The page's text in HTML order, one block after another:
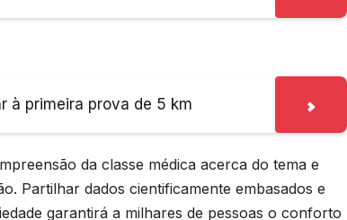
à primeira prova de 5 km
da classe médica acerca do tema e
Partilhar dados cientificamente embasados e
garantirá a milhares de pessoas o conforto